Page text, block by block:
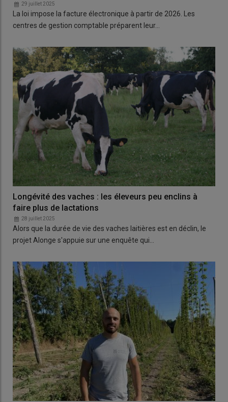
29 juillet 2025
La loi impose la facture électronique à partir de 2026. Les
centres de gestion comptable préparent leur…
Longévité des vaches : les éleveurs peu enclins à
faire plus de lactations
28 juillet 2025
Alors que la durée de vie des vaches laitières est en déclin, le
projet Alonge s'appuie sur une enquête qui…